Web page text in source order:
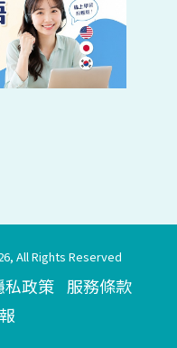
All Rights Reserved
私政策 服務條款